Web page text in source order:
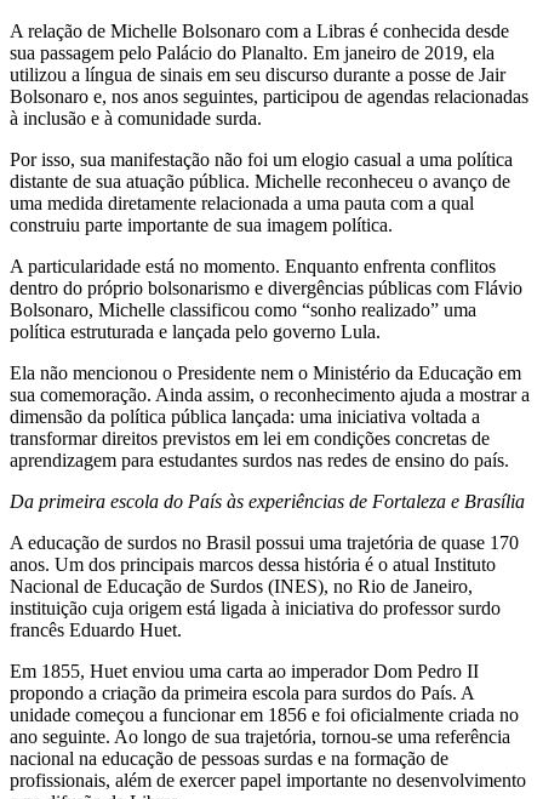
A relação de Michelle Bolsonaro com a Libras é conhecida desde
sua passagem pelo Palácio do Planalto. Em janeiro de 2019, ela
utilizou a língua de sinais em seu discurso durante a posse de Jair
Bolsonaro e, nos anos seguintes, participou de agendas relacionadas
à inclusão e à comunidade surda.
Por isso, sua manifestação não foi um elogio casual a uma política
distante de sua atuação pública. Michelle reconheceu o avanço de
uma medida diretamente relacionada a uma pauta com a qual
construiu parte importante de sua imagem política.
A particularidade está no momento. Enquanto enfrenta conflitos
dentro do próprio bolsonarismo e divergências públicas com Flávio
Bolsonaro, Michelle classificou como “sonho realizado” uma
política estruturada e lançada pelo governo Lula.
Ela não mencionou o Presidente nem o Ministério da Educação em
sua comemoração. Ainda assim, o reconhecimento ajuda a mostrar a
dimensão da política pública lançada: uma iniciativa voltada a
transformar direitos previstos em lei em condições concretas de
aprendizagem para estudantes surdos nas redes de ensino do país.
Da primeira escola do País às experiências de Fortaleza e Brasília
A educação de surdos no Brasil possui uma trajetória de quase 170
anos. Um dos principais marcos dessa história é o atual Instituto
Nacional de Educação de Surdos (INES), no Rio de Janeiro,
instituição cuja origem está ligada à iniciativa do professor surdo
francês Eduardo Huet.
Em 1855, Huet enviou uma carta ao imperador Dom Pedro II
propondo a criação da primeira escola para surdos do País. A
unidade começou a funcionar em 1856 e foi oficialmente criada no
ano seguinte. Ao longo de sua trajetória, tornou-se uma referência
nacional na educação de pessoas surdas e na formação de
profissionais, além de exercer papel importante no desenvolvimento